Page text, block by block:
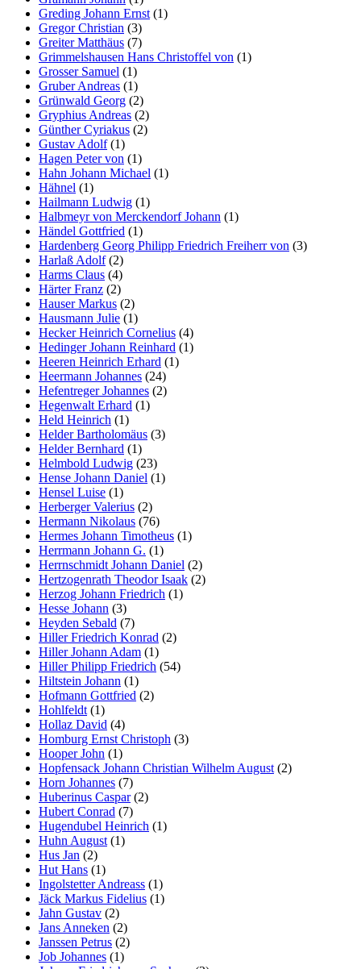
Greding Johann Ernst(1)
Gregor Christian (3)
Greiter Matthäus (7)
Grimmelshausen Hans Christoffel von (1)
Grosser Samuel (1)
Gruber Andreas (1)
Grünwald Georg (2)
Gryphius Andreas (2)
Günther Cyriakus (2)
Gustav Adolf(1)
Hagen Peter von (1)
Hahn Johann Michael (1)
Hähnel (1)
Hailmann Ludwig (1)
Halbmeyr von Merckendorf Johann (1)
Händel Gottfried (1)
Hardenberg Georg Philipp Friedrich Freiherr von (3)
Harlaß Adolf(2)
Harms Claus (4)
Härter Franz (2)
Hauser Markus (2)
Hausmann Julie (1)
Hecker Heinrich Cornelius (4)
Hedinger Johann Reinhard (1)
Heeren Heinrich Erhard (1)
Heermann Johannes (24)
Hefentreger Johannes (2)
Hegenwalt Erhard (1)
Held Heinrich (1)
Helder Bartholomäus (3)
Helder Bernhard (1)
Helmbold Ludwig (23)
Hense Johann Daniel (1)
Hensel Luise (1)
Herberger Valerius (2)
Hermann Nikolaus (76)
Hermes Johann Timotheus (1)
Herrmann Johann G. (1)
Herrnschmidt Johann Daniel (2)
Hertzogenrath Theodor Isaak (2)
Herzog Johann Friedrich (1)
Hesse Johann (3)
Heyden Sebald (7)
Hiller Friedrich Konrad (2)
Hiller Johann Adam (1)
Hiller Philipp Friedrich (54)
Hiltstein Johann (1)
Hofmann Gottfried (2)
Hohlfeldt(1)
Hollaz David (4)
Homburg Ernst Christoph (3)
Hooper John (1)
Hopfensack Johann Christian Wilhelm August(2)
Horn Johannes (7)
Huberinus Caspar(2)
Hubert Conrad (7)
Hugendubel Heinrich (1)
Huhn August(1)
Hus Jan (2)
Hut Hans (1)
Ingolstetter Andreass (1)
Jäck Markus Fidelius (1)
Jahn Gustav (2)
Jans Anneken (2)
Janssen Petrus (2)
Job Johannes (1)